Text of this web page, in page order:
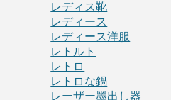
レディス靴
レディース
レディース洋服
レトルト
レトロ
レトロな鍋
レーザー墨出し器